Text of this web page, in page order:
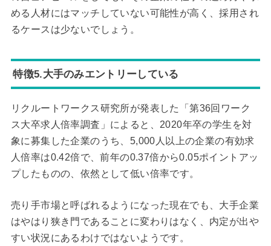
める人材にはマッチしていない可能性が高く、採用され
るケースは少ないでしょう。
特徴5.大手のみエントリーしている
リクルートワークス研究所が発表した「第36回ワーク
ス大卒求人倍率調査」によると、2020年卒の学生を対
象に募集した企業のうち、5,000人以上の企業の有効求
人倍率は0.42倍で、前年の0.37倍から0.05ポイントアッ
プしたものの、依然として低い倍率です。
売り手市場と呼ばれるようになった現在でも、大手企業
はやはり狭き門であることに変わりはなく、内定が出や
すい状況にあるわけではないようです。